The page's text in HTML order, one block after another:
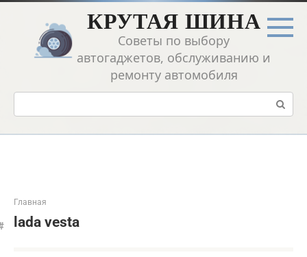
Перейти
контенту
КРУТАЯ ШИНА
Советы по выбору
автогаджетов, обслуживанию и
ремонту автомобиля
Поиск:
Главная
lada vesta